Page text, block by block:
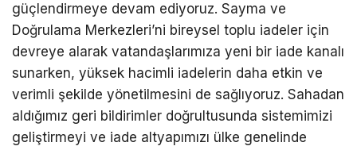
güçlendirmeye devam ediyoruz. Sayma ve
Doğrulama Merkezleri’ni bireysel toplu iadeler için
devreye alarak vatandaşlarımıza yeni bir iade kanalı
sunarken, yüksek hacimli iadelerin daha etkin ve
verimli şekilde yönetilmesini de sağlıyoruz. Sahadan
aldığımız geri bildirimler doğrultusunda sistemimizi
geliştirmeyi ve iade altyapımızı ülke genelinde